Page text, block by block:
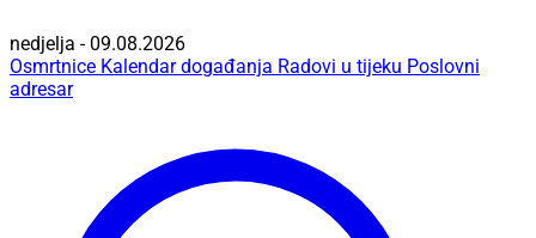
nedjelja - 09.08.2026
Osmrtnice Kalendar događanja Radovi u tijeku Poslovni
adresar